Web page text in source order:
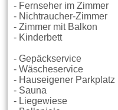
- Fernseher im Zimmer
- Nichtraucher-Zimmer
- Zimmer mit Balkon
- Kinderbett
- Gepäckservice
- Wäscheservice
- Hauseigener Parkplatz
- Sauna
- Liegewiese